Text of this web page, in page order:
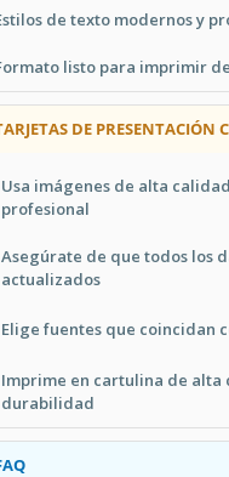
de texto modernos y
listo para imprimir
DE PRESENTACIÓN
Usa imágenes de alta
profesional
Asegúrate de que todos los
actualizados
Elige fuentes que coincidan
Imprime en cartulina de alta
durabilidad